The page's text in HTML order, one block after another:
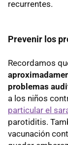
recurrentes.
Prevenir los
Recordamos
problemas
a los niños
particular el
parotiditis.
vacunación